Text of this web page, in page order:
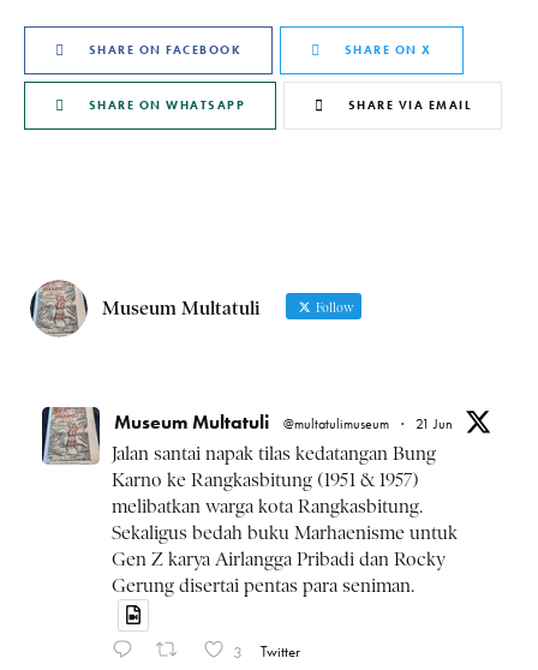
SHARE ON FACEBOOK SHARE ON X
SHARE ON WHATSAPP SHARE VIA EMAIL
Museum Multatuli Follow
Museum Multatuli @multatulimuseum · 21 Jun
Jalan santai napak tilas kedatangan Bung
Karno ke Rangkasbitung (1951 & 1957)
melibatkan warga kota Rangkasbitung.
Sekaligus bedah buku Marhaenisme untuk
Gen Z karya Airlangga Pribadi dan Rocky
Gerung disertai pentas para seniman.
3 Twitter